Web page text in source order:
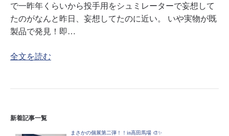
で一昨年くらいから投手用をシュミレーターで妄想して
たのがなんと昨日、妄想してたのに近い。 いや実物が既
製品で発見！即…
全文を読む
新着記事一覧
まさかの個展第二弾！！in高田馬場 🎨✨